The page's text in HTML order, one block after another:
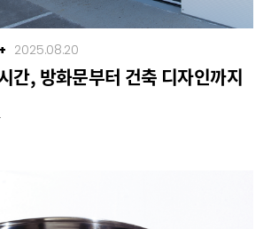
2025.08.20
간, 방화문부터 건축 디자인까지